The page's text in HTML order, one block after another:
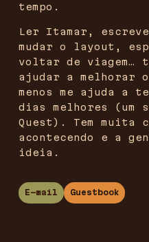
tempo.
Ler Itamar,
mudar o layout,
voltar de viagem…
ajudar a melhorar o
menos me ajuda a
dias melhores (um
Quest). Tem muita
acontecendo e a
ideia.
E-mail Guestbook